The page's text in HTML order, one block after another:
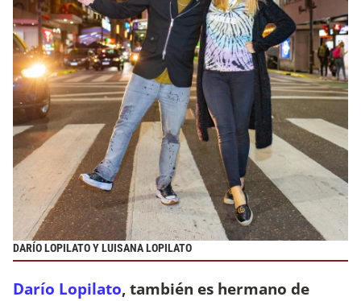
DARÍO LOPILATO Y LUISANA LOPILATO
Darío Lopilato, también es hermano de